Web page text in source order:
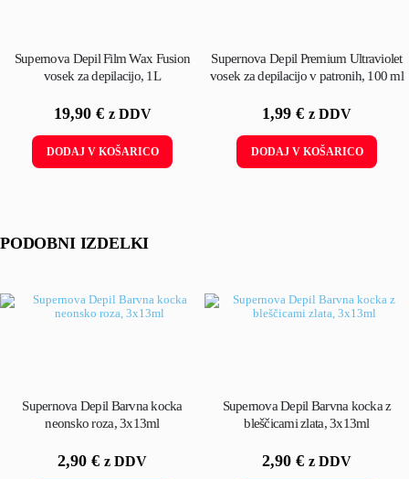
Supernova Depil Film Wax Fusion
vosek za depilacijo, 1L
19,90 € z DDV
DODAJ V KOŠARICO
Supernova Depil Premium Ultraviolet
vosek za depilacijo v patronih, 100 ml
1,99 € z DDV
DODAJ V KOŠARICO
PODOBNI IZDELKI
Supernova Depil Barvna kocka
neonsko roza, 3x13ml
2,90 € z DDV
Supernova Depil Barvna kocka z
bleščicami zlata, 3x13ml
2,90 € z DDV